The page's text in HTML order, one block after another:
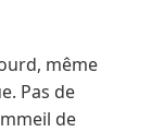
même
Pas de
de